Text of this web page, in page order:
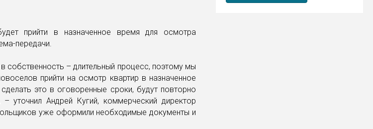
прийти в назначенное время для осмотра
передачи.
собственность – длительный процесс, поэтому мы
прийти на осмотр квартир в назначенное
это в оговоренные сроки, будут повторно
уточнил Андрей Кугий, коммерческий директор
уже оформили необходимые документы и